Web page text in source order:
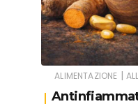
ALIMENTAZIONE |